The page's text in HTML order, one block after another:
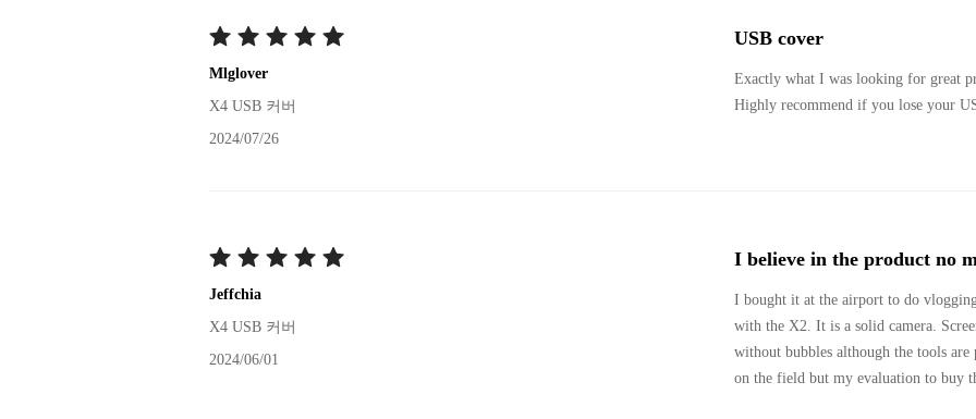
Mlglover
X4 USB 커버
2024/07/26
USB cover
Exactly what I was looking for great
Highly recommend if you lose your
Jeffchia
X4 USB 커버
2024/06/01
I believe in the product no
I bought it at the airport to do
with the X2. It is a solid camera.
without bubbles although the tools
on the field but my evaluation to buy
solid design compared to the gimbal